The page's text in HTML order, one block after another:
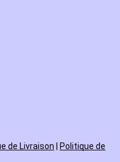
de Livraison
Politique de